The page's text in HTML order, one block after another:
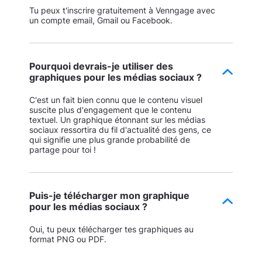
Tu peux t'inscrire gratuitement à Venngage avec
un compte email, Gmail ou Facebook.
Pourquoi devrais-je utiliser des
graphiques pour les médias sociaux ?
C'est un fait bien connu que le contenu visuel
suscite plus d'engagement que le contenu
textuel. Un graphique étonnant sur les médias
sociaux ressortira du fil d'actualité des gens, ce
qui signifie une plus grande probabilité de
partage pour toi !
Puis-je télécharger mon graphique
pour les médias sociaux ?
Oui, tu peux télécharger tes graphiques au
format PNG ou PDF.